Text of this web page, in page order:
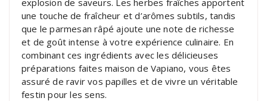
une touche de fraîcheur et d’arômes subtils, tandis
que le parmesan râpé ajoute une note de richesse
et de goût intense à votre expérience culinaire. En
combinant ces ingrédients avec les délicieuses
préparations faites maison de Vapiano, vous êtes
assuré de ravir vos papilles et de vivre un véritable
festin pour les sens.